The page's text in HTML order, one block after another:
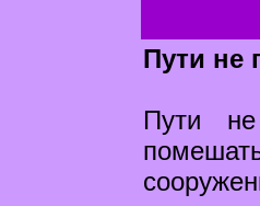
Пути не
Пути